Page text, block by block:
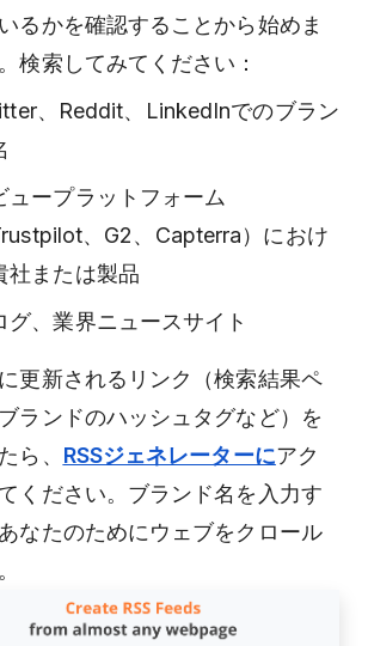
るかを確認することから始めま
検索してみてください：
、Reddit、LinkedInでのブラン
ュープラットフォーム
、G2、Capterra）におけ
社または製品
グ、業界ニュースサイト
更新されるリンク（検索結果ペ
ランドのハッシュタグなど）を
ら、 RSSジェネレーターにアク
ください。ブランド名を入力す
なたのためにウェブをクロール